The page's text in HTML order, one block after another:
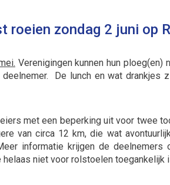
roeien zondag 2 juni op
Verenigingen kunnen hun ploeg(en)
De lunch en wat drankjes
met een beperking uit voor twee
van circa 12 km, die wat
informatie krijgen de
niet voor rolstoelen toegankelijk